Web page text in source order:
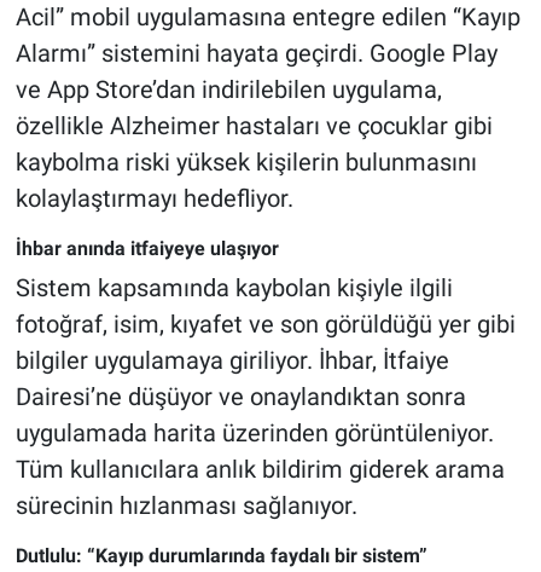
Acil” mobil uygulamasına entegre edilen “Kayıp
Alarmı” sistemini hayata geçirdi. Google Play
ve App Store’dan indirilebilen uygulama,
özellikle Alzheimer hastaları ve çocuklar gibi
kaybolma riski yüksek kişilerin bulunmasını
kolaylaştırmayı hedefliyor.
İhbar anında itfaiyeye ulaşıyor
Sistem kapsamında kaybolan kişiyle ilgili
fotoğraf, isim, kıyafet ve son görüldüğü yer gibi
bilgiler uygulamaya giriliyor. İhbar, İtfaiye
Dairesi’ne düşüyor ve onaylandıktan sonra
uygulamada harita üzerinden görüntüleniyor.
Tüm kullanıcılara anlık bildirim giderek arama
sürecinin hızlanması sağlanıyor.
Dutlulu: “Kayıp durumlarında faydalı bir sistem”